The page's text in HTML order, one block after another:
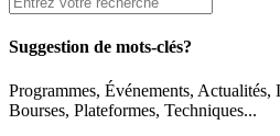
Suggestion de mots-clés?
Programmes, Événements, Actualités,
Bourses, Plateformes, Techniques...